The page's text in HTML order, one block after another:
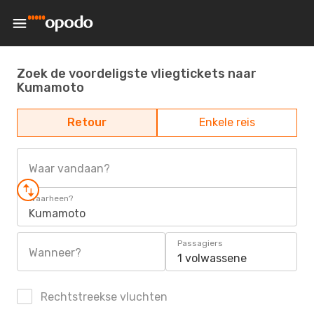
Zoek de voordeligste vliegtickets naar
Kumamoto
Retour Enkele reis
Waar vandaan?
Waarheen?
Kumamoto
Wanneer?
Passagiers
1 volwassene
Rechtstreekse vluchten